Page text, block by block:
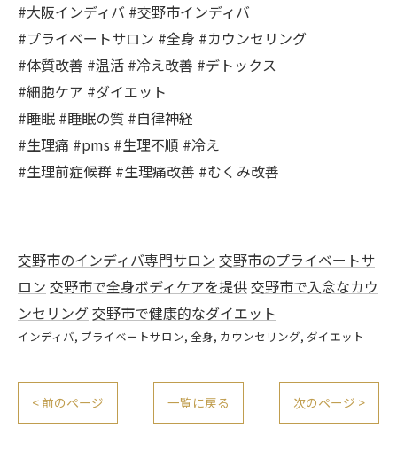
#大阪インディバ #交野市インディバ
#プライベートサロン #全身 #カウンセリング
#体質改善 #温活 #冷え改善 #デトックス
#細胞ケア #ダイエット
#睡眠 #睡眠の質 #自律神経
#生理痛 #pms #生理不順 #冷え
#生理前症候群 #生理痛改善 #むくみ改善
交野市のインディバ専門サロン 交野市のプライベートサ
ロン 交野市で全身ボディケアを提供交野市で入念なカウ
ンセリング交野市で健康的なダイエット
インディバ プライベートサロン 全身 カウンセリング ダイエット
< 前のページ 一覧に戻る 次のページ >